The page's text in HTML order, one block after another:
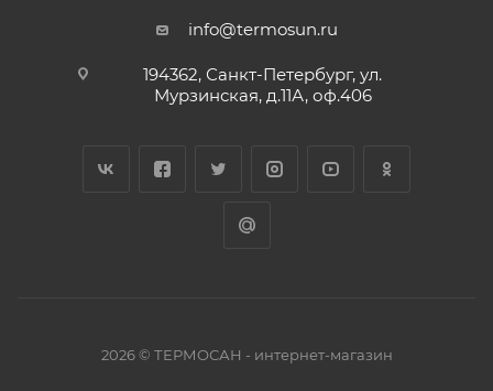
info@termosun.ru
194362, Санкт-Петербург, ул.
Мурзинская, д.11А, оф.406
2026 © ТЕРМОСАН - интернет-магазин